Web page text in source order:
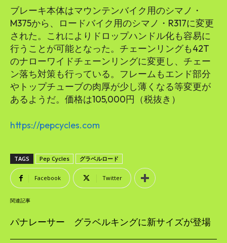
ブレーキ本体はマウンテンバイク用のシマノ・
M375から、ロードバイク用のシマノ・R317に変更
された。これによりドロップハンドル化も容易に
行うことが可能となった。チェーンリングも42T
のナローワイドチェーンリングに変更し、チェー
ン落ち対策も行っている。フレームもエンド部分
やトップチューブの肉厚が少し薄くなる等変更が
あるようだ。価格は105,000円（税抜き）
https://pepcycles.com
TAGS Pep Cycles グラベルロード
Facebook Twitter
関連記事
パナレーサー グラベルキングに新サイズが登場